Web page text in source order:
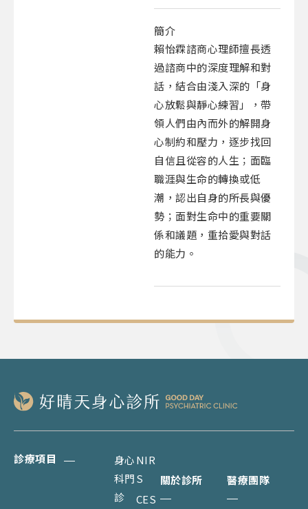
簡介
賴怡霖諮商心理師擅長透
過諮商中的深度理解和對
話，結合由淺入深的「身
心放鬆與靜心練習」，帶
領人們由內而外的解開身
心制約和壓力，逐步找回
自信且從容的人生；面臨
職涯與生命的轉換或低
潮，認出自身的所長與優
勢；面對生命中的重要關
係和議題，重拾愛與對話
的能力。
診療項目
身心
科門
診
NIR
S
CES
關於診所 醫療團隊